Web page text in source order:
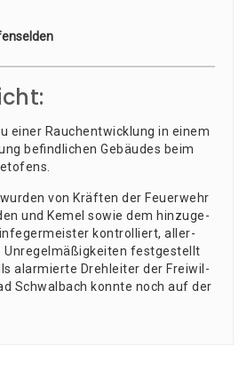
einer Rauch­ent­wick­lung in einem
befind­li­chen Gebäu­des beim
von Kräf­ten der Feu­er­wehr
und Kemel sowie dem hin­zu­ge­
kon­trol­liert, aller­
Unre­gel­mä­ßig­kei­ten fest­ge­stellt
alar­mier­te Dreh­lei­ter der Frei­wil­
Schwal­bach konn­te noch auf der